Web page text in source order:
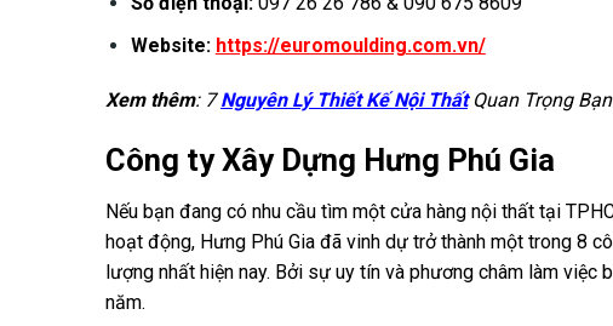
Website: https://euromoulding.com.vn/
Xem thêm: 7Nguyên Lý Thiết Kế Nội ThấtQuan Trọng
Công ty Xây Dựng Hưng Phú Gia
Nếu bạn đang có nhu cầu tìm một cửa hàng nội thất tại
hoạt động, Hưng Phú Gia đã vinh dự trở thành một trong 8
lượng nhất hiện nay. Bởi sự uy tín và phương châm làm
năm.